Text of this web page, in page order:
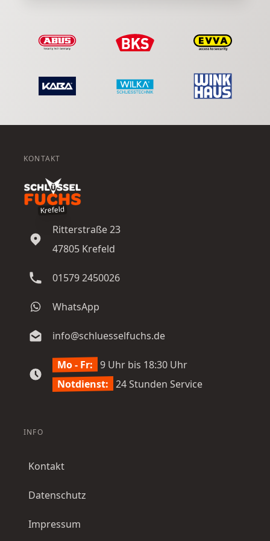
KONTAKT
Krefeld
Ritterstraße 23
47805 Krefeld
01579 2450026
WhatsApp
info@schluesselfuchs.de
Mo - Fr: 9 Uhr bis 18:30 Uhr
Notdienst: 24 Stunden Service
INFO
Kontakt
Datenschutz
Impressum